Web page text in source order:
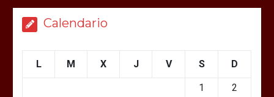
Calendario
L M X J V S D
1
2